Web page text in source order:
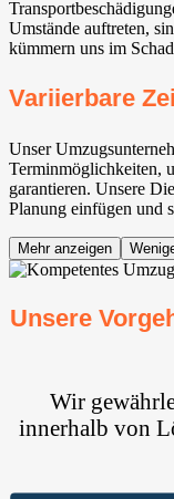
Umstände auftreten,
kümmern uns im
Variierbare
Unser
Terminmöglichkeiten,
garantieren. Unsere
Planung einfügen und
Mehr anzeigen
Unsere
Wir
innerhalb von